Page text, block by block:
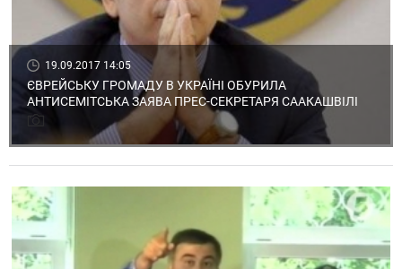
19.09.2017 14:05
ЄВРЕЙСЬКУ ГРОМАДУ В УКРАЇНІ ОБУРИЛА
АНТИСЕМІТСЬКА ЗАЯВА ПРЕС-СЕКРЕТАРЯ СААКАШВІЛІ